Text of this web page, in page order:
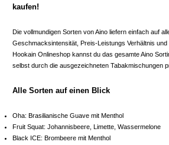
kaufen!
Die vollmundigen Sorten von Aino liefern einfach auf
Geschmacksintensität, Preis-Leistungs Verhältnis und
Hookain Onlineshop kannst du das gesamte Aino
selbst durch die ausgezeichneten Tabakmischungen
Alle Sorten auf einen Blick
Oha: Brasilianische Guave mit Menthol
Fruit Squat: Johannisbeere, Limette, Wassermelone
Black ICE: Brombeere mit Menthol